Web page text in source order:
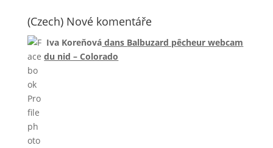
(Czech) Nové komentáře
Iva Koreňová dans Balbuzard pêcheur webcam
du nid – Colorado